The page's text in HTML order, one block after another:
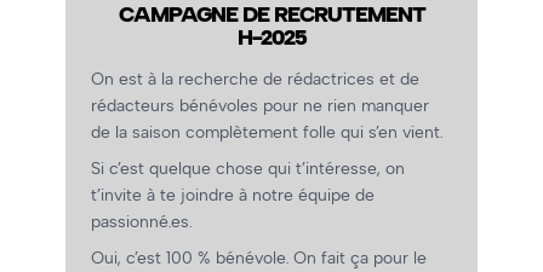
CAMPAGNE DE RECRUTEMENT
H-2025
On est à la recherche de rédactrices et de
rédacteurs bénévoles pour ne rien manquer
de la saison complètement folle qui s’en vient.
Si c’est quelque chose qui t’intéresse, on
t’invite à te joindre à notre équipe de
passionné.es.
Oui, c’est 100 % bénévole. On fait ça pour le